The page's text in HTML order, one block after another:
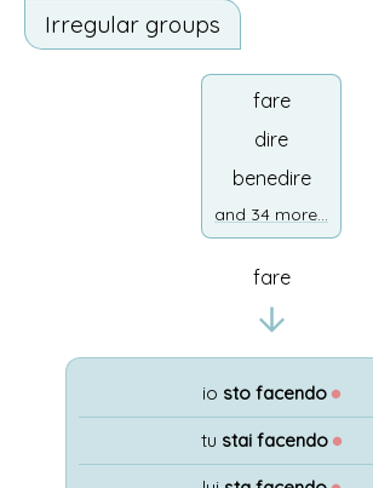
Irregular groups
fare
dire
benedire
and 34 more...
fare
io sto facendo ●
tu stai facendo ●